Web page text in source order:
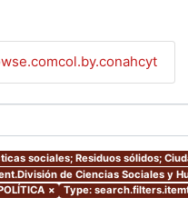
sociales; Residuos sólidos;
de Ciencias Sociales y
× Type: